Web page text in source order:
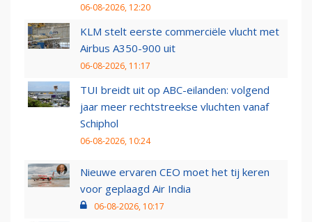
06-08-2026, 12:20
KLM stelt eerste commerciële vlucht met
Airbus A350-900 uit
06-08-2026, 11:17
TUI breidt uit op ABC-eilanden: volgend
jaar meer rechtstreekse vluchten vanaf
Schiphol
06-08-2026, 10:24
Nieuwe ervaren CEO moet het tij keren
voor geplaagd Air India
06-08-2026, 10:17